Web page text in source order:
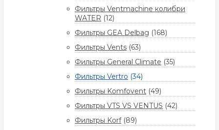
Фильтры Ventmachine колибри
WATER (12)
Фильтры GEA Delbag (168)
Фильтры Vents (63)
Фильтры General Climate (35)
Фильтры Vertro (34)
Фильтры Komfovent (49)
Фильтры VTS VS VENTUS (42)
Фильтры Korf (89)